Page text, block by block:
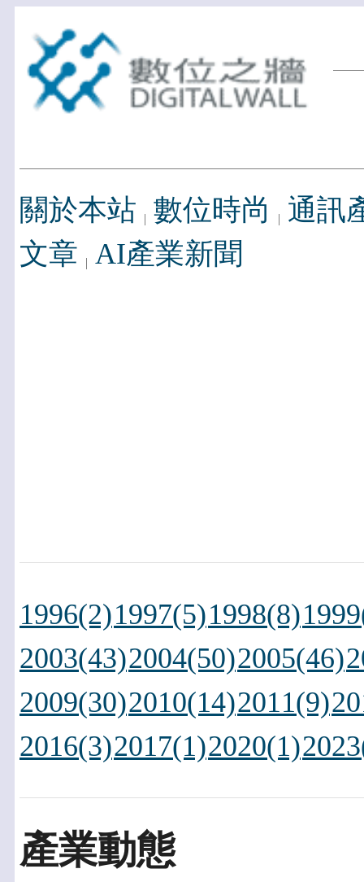
關於本站 數位時尚
通訊
文章 AI產業新聞
1996(2)1997(5)1998(8)
2003(43)2004(50)2005(46)
2009(30)2010(14)2011(9)
2016(3)2017(1)2020(1)
產業動態